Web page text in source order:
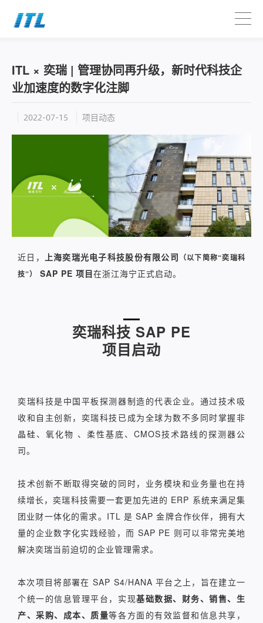
ITL × 奕瑞 | 管理协同再升级，新时代科技企
业加速度的数字化注脚
2022-07-15 项目动态
近日， 上海奕瑞光电子科技股份有限公司 （以下简称“奕瑞科
技”）
SAP PE 项目在浙江海宁正式启动。
奕瑞科技 SAP PE
项目启动
奕瑞科技是中国平板探测器制造的代表企业。通过技术吸
收和自主创新，奕瑞科技已成为全球为数不多同时掌握非
晶硅、氧化物 、柔性基底、CMOS技术路线的探测器公
司。
技术创新不断取得突破的同时，业务模块和业务量也在持
续增长，奕瑞科技需要一套更加先进的 ERP 系统来满足集
团业财一体化的需求。ITL 是 SAP 金牌合作伙伴，拥有大
量的企业数字化实践经验，而 SAP PE 则可以非常完美地
解决奕瑞当前迫切的企业管理需求。
本次项目将部署在 SAP S4/HANA 平台之上，旨在建立一
个统一的信息管理平台，实现基础数据、财务、销售、生
产、采购、成本、质量等各方面的有效监督和信息共享，